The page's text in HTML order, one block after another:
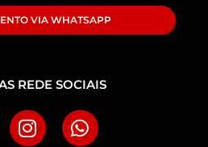
VIA WHATSAPP
REDE SOCIAIS